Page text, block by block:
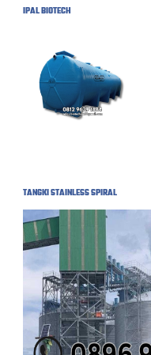
IPAL BIOTECH
TANGKI STAINLESS SPIRAL